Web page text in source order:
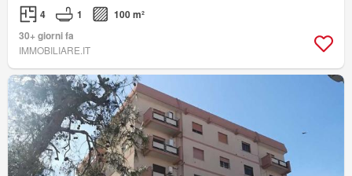
4 1
100 m²
30+ giorni fa
IMMOBILIARE.IT